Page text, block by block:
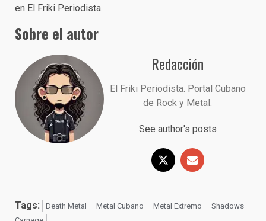
en El Friki Periodista.
Sobre el autor
Redacción
El Friki Periodista. Portal Cubano
de Rock y Metal.
See author's posts
Tags: Death Metal Metal Cubano Metal Extremo
Shadows